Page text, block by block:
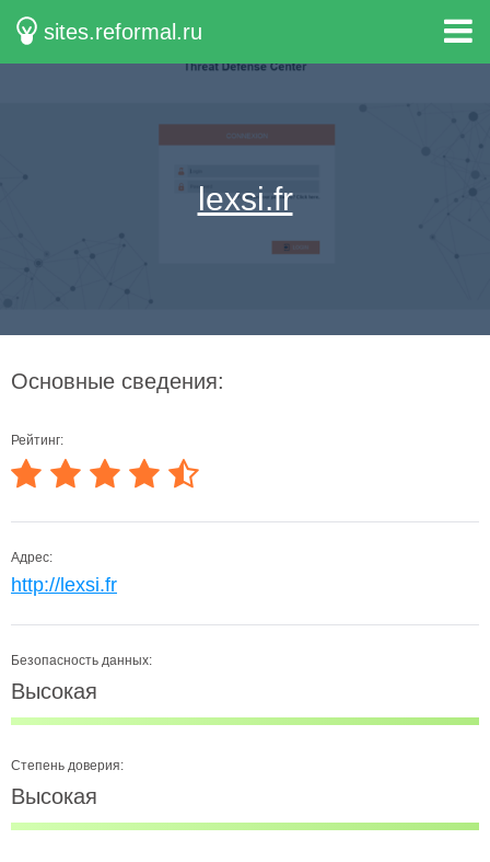
sites.reformal.ru
lexsi.fr
Основные сведения:
Рейтинг:
Адрес:
http://lexsi.fr
Безопасность данных:
Высокая
Степень доверия:
Высокая